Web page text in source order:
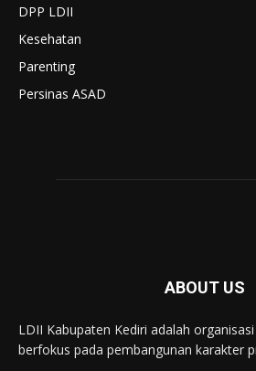
DPP LDII
Kesehatan
Parenting
Persinas ASAD
ABOUT US
LDII Kabupaten Kediri adalah
berfokus pada pembangunan karakter